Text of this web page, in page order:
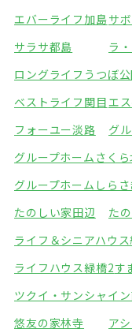
エバーライフ加島サ
サラサ都島
ラ
ロングライフうつぼ
ベストライフ関目エ
フォーユー淡路
グ
グループホームさくら
グループホームしらさ
たのしい家田辺
た
ライフ＆シニアハウ
ライフハウス緑橋2す
ツクイ・サンシャイ
悠友の家林寺
ア